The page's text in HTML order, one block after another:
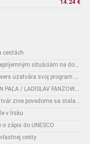
14.24 €
cestách
Interesante: Ako sa vyvarovať konfliktom a nepríjemným situáciám na dovolenke
Interesante: Nový hudobný festival Tatra Flowers uzatvára svoj program naozajstnou špecialitou:
Novinky: Edvard Grieg - Violin Sonatas (MILAN PAĽA / LADISLAV FANZOWITZ)
znie povedome sa stala...
v Írsku
zápis do UNESCO
cesty